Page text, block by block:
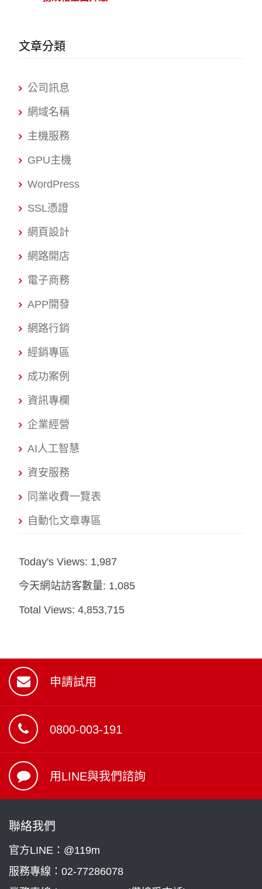
文章分類
公司訊息
網域名稱
主機服務
GPU主機
WordPress
SSL憑證
網頁設計
網路開店
電子商務
APP開發
網路行銷
經銷專區
成功案例
資訊專欄
企業經營
AI人工智慧
資安服務
同業收費一覽表
自動化文章專區
Today's Views: 1,987
今天網站訪客數量: 1,085
Total Views:4,853,715
申請試用
0800-003-191
用LINE與我們諮詢
聯絡我們
官方LINE：@119m
服務專線： 02-77286078